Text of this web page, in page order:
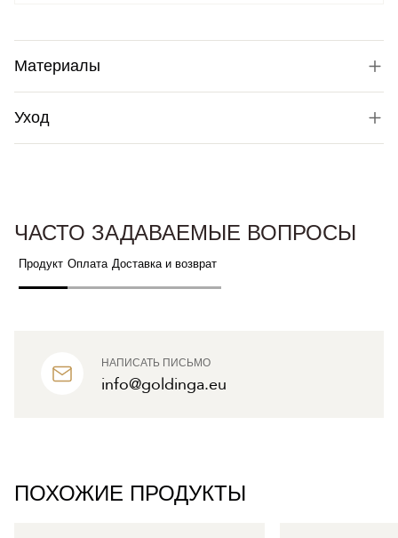
Материалы
Уход
НАПИСАТЬ ПИСЬМО
info@goldinga.eu
ЧАСТО ЗАДАВАЕМЫЕ ВОПРОСЫ
Продукт Оплата Доставка и возврат
ПОХОЖИЕ ПРОДУКТЫ